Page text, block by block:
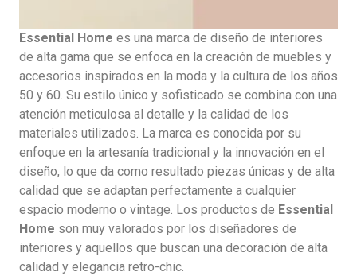
Essential Home es una marca de diseño de interiores
de alta gama que se enfoca en la creación de muebles y
accesorios inspirados en la moda y la cultura de los años
50 y 60. Su estilo único y sofisticado se combina con una
atención meticulosa al detalle y la calidad de los
materiales utilizados. La marca es conocida por su
enfoque en la artesanía tradicional y la innovación en el
diseño, lo que da como resultado piezas únicas y de alta
calidad que se adaptan perfectamente a cualquier
espacio moderno o vintage. Los productos de Essential
Home son muy valorados por los diseñadores de
interiores y aquellos que buscan una decoración de alta
calidad y elegancia retro-chic.